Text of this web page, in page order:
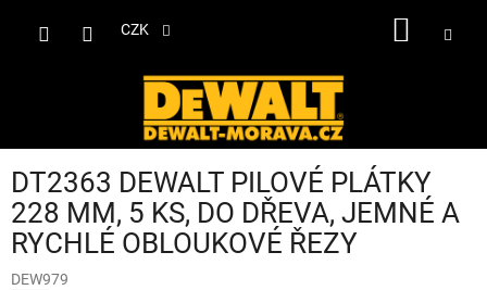
CZK
DT2363 DEWALT PILOVÉ PLÁTKY
228 MM, 5 KS, DO DŘEVA, JEMNÉ A
RYCHLÉ OBLOUKOVÉ ŘEZY
DEW979